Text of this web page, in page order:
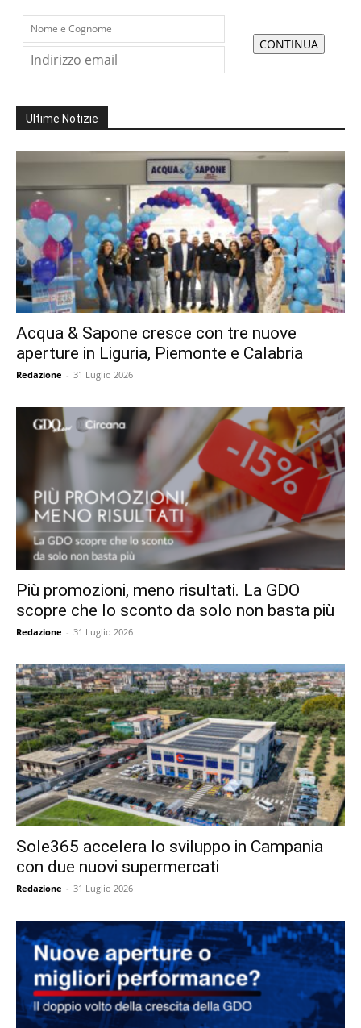
Ultime Notizie
Acqua & Sapone cresce con tre nuove
aperture in Liguria, Piemonte e Calabria
Redazione - 31 Luglio 2026
Più promozioni, meno risultati. La GDO
scopre che lo sconto da solo non basta più
Redazione - 31 Luglio 2026
Sole365 accelera lo sviluppo in Campania
con due nuovi supermercati
Redazione - 31 Luglio 2026